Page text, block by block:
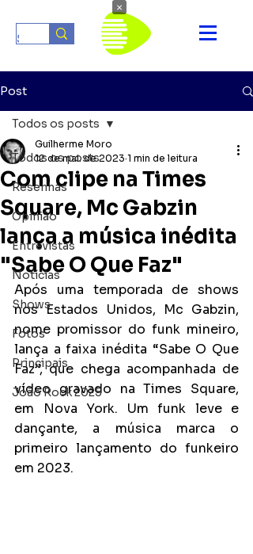
Post
Todos os posts
Resenhas
Opinião
Entrevistas
Notícias
Shows
Fotos
Principais
João Rock 2025
Todos os posts
Com clipe na Times
Square, Mc Gabzin
lança a música inédita
"Sabe O Que Faz"
Guilherme Moro
12 de mai. de 2023 1 min de leitura
Após uma temporada de shows
nos Estados Unidos, Mc Gabzin,
nome promissor do funk mineiro,
lança a faixa inédita “Sabe O Que
Faz”, que chega acompanhada de
vídeo gravado na Times Square,
em Nova York. Um funk leve e
dançante, a música marca o
primeiro lançamento do funkeiro
em 2023.
×